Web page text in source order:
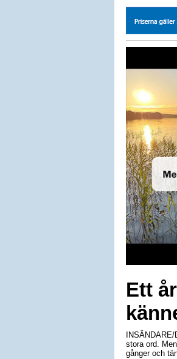
Ett
stora ord.
gånger och